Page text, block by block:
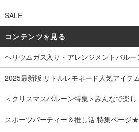
SALE
コンテンツを見る
ヘリウムガス入り・アレンジメントバル
2025最新版 リトルレモネード人気アイテ
＜クリスマスバルーン特集＞みんなで楽
スポーツパーティー＆推し活 特集ページ★